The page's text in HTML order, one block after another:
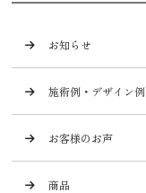
お知らせ
施術例・デザイン例
お客様のお声
商品